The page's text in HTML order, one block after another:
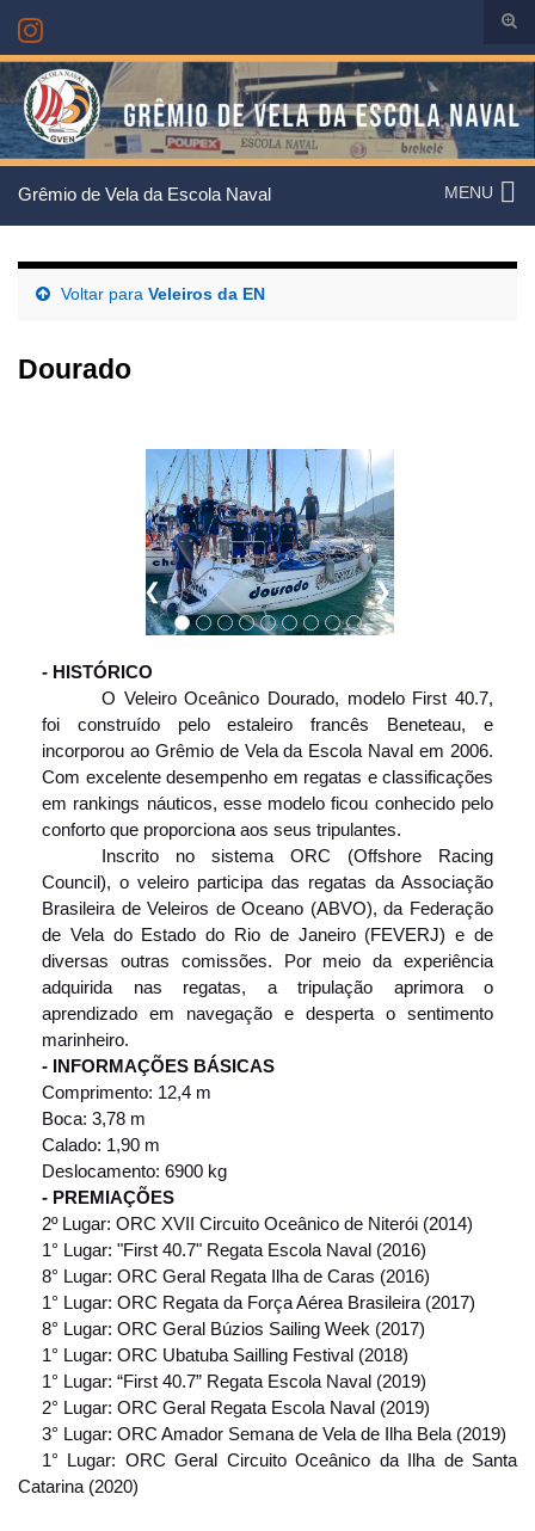
de
Search for:
Grêmio de Vela da Escola Naval MENU
Voltar para Veleiros da EN
Dourado
❮ ❯
- HISTÓRICO
O Veleiro Oceânico Dourado, modelo First 40.7,
foi construído pelo estaleiro francês Beneteau, e
incorporou ao Grêmio de Vela da Escola Naval em 2006.
Com excelente desempenho em regatas e classificações
em rankings náuticos, esse modelo ficou conhecido pelo
conforto que proporciona aos seus tripulantes.
Inscrito no sistema ORC (Offshore Racing
Council), o veleiro participa das regatas da Associação
Brasileira de Veleiros de Oceano (ABVO), da Federação
de Vela do Estado do Rio de Janeiro (FEVERJ) e de
diversas outras comissões. Por meio da experiência
adquirida nas regatas, a tripulação aprimora o
aprendizado em navegação e desperta o sentimento
marinheiro.
- INFORMAÇÕES BÁSICAS
Comprimento: 12,4 m
Boca: 3,78 m
Calado: 1,90 m
Deslocamento: 6900 kg
- PREMIAÇÕES
2º Lugar: ORC XVII Circuito Oceânico de Niterói (2014)
1° Lugar: "First 40.7" Regata Escola Naval (2016)
8° Lugar: ORC Geral Regata Ilha de Caras (2016)
1° Lugar: ORC Regata da Força Aérea Brasileira (2017)
8° Lugar: ORC Geral Búzios Sailing Week (2017)
1° Lugar: ORC Ubatuba Sailling Festival (2018)
1° Lugar: “First 40.7” Regata Escola Naval (2019)
2° Lugar: ORC Geral Regata Escola Naval (2019)
3° Lugar: ORC Amador Semana de Vela de Ilha Bela (2019)
1° Lugar: ORC Geral Circuito Oceânico da Ilha de Santa
Catarina (2020)